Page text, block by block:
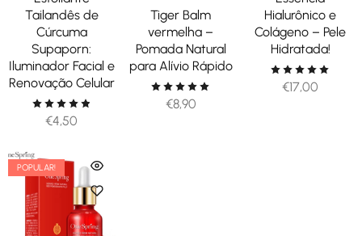
Tailandês de
Cúrcuma
Supaporn:
Iluminador Facial e
Renovação Celular
€4,50
Tiger Balm
vermelha –
Pomada Natural
para Alívio Rápido
€8,90
Hialurônico e
Colágeno – Pele
Hidratada!
€17,00
POPULAR!